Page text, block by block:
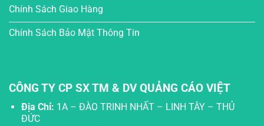
Chính Sách Giao Hàng
Chính Sách Bảo Mật Thông Tin
CÔNG TY CP SX TM & DV QUẢNG CÁO VIỆT
Địa Chỉ: 1A – ĐÀO TRINH NHẤT – LINH TÂY – THỦ
ĐỨC